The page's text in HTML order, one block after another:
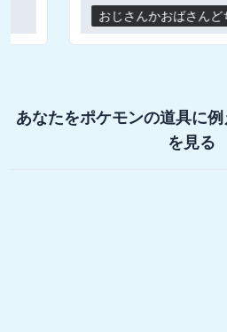
おじさんかおばさんどちらの本
あなたをポケモンの道具に例
を見る